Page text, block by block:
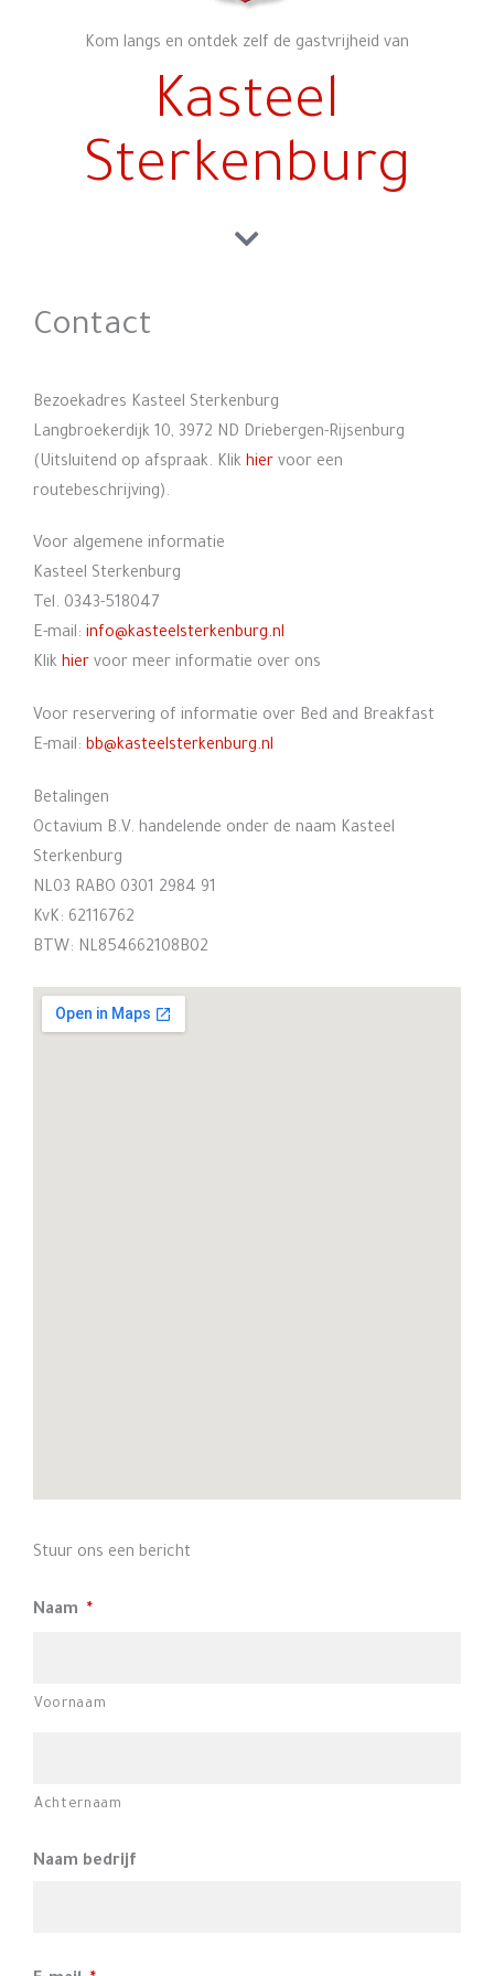
Kom langs en ontdek zelf de gastvrijheid van
Kasteel
Sterkenburg
Contact
Bezoekadres Kasteel Sterkenburg
Langbroekerdijk 10, 3972 ND Driebergen-Rijsenburg
(Uitsluitend op afspraak. Klik hier voor een
routebeschrijving).
Voor algemene informatie
Kasteel Sterkenburg
Tel. 0343-518047
E-mail: info@kasteelsterkenburg.nl
Klik hier voor meer informatie over ons
Voor reservering of informatie over Bed and Breakfast
E-mail: bb@kasteelsterkenburg.nl
Betalingen
Octavium B.V. handelende onder de naam Kasteel
Sterkenburg
NL03 RABO 0301 2984 91
KvK: 62116762
BTW: NL854662108B02
Stuur ons een bericht
Naam *
Voornaam
Achternaam
Naam bedrijf